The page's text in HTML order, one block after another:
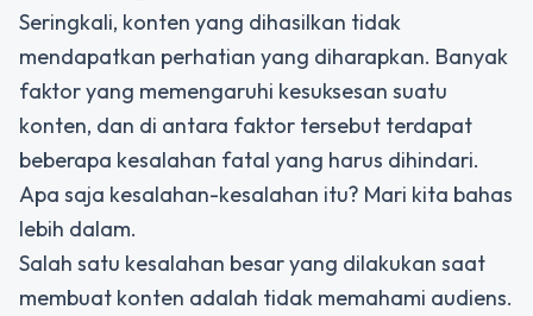
Seringkali, konten yang dihasilkan tidak
mendapatkan perhatian yang diharapkan. Banyak
faktor yang memengaruhi kesuksesan suatu
konten, dan di antara faktor tersebut terdapat
beberapa kesalahan fatal yang harus dihindari.
Apa saja kesalahan-kesalahan itu? Mari kita bahas
lebih dalam.
Salah satu kesalahan besar yang dilakukan saat
membuat konten adalah tidak memahami audiens.